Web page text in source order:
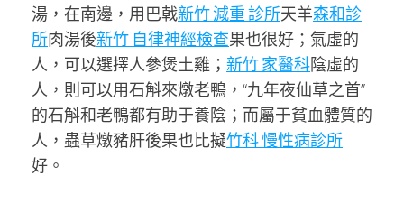
湯，在南邊，用巴戟新竹 減重 診所天羊森和診
所肉湯後新竹 自律神經檢查果也很好；氣虛的
人，可以選擇人參煲土雞； 新竹 家醫科陰虛的
人，則可以用石斛來燉老鴨，“九年夜仙草之首”
的石斛和老鴨都有助于養陰；而屬于貧血體質的
人，蟲草燉豬肝後果也比擬竹科 慢性病診所
好。